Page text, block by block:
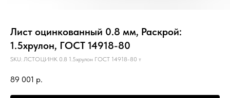
Лист оцинкованный 0.8 мм, Раскрой:
1.5хрулон, ГОСТ 14918-80
SKU: ЛСТОЦИНК 0.8 1.5хрулон ГОСТ 14918-80 т
89 001 р.